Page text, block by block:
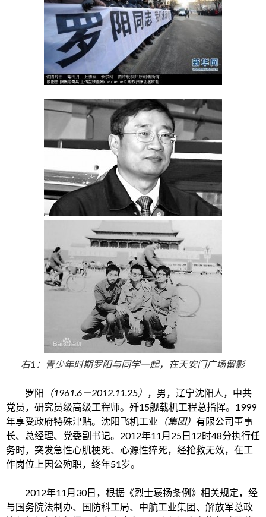
右1：青少年时期罗阳与同学一起，在天安门广场留影
罗阳 （1961.6－2012.11.25） ，男，辽宁沈阳人，中共
党员， 研究员级高级工程师。 歼15舰载机工程总指挥。1999
年享受政府特殊津贴。 沈阳飞机工业 （集团） 有限公司董事
长、总经理、党委副书记。2012年11月25日12时48分执行任
务时，突发急性心肌梗死、 心源性猝死，经抢救无效，在工
作岗位上因公殉职，终年51岁。
2012年11月30日，根据《烈士褒扬条例》相关规定，经
与国务院法制办、 国防科工局、中航工业集团、解放军总政